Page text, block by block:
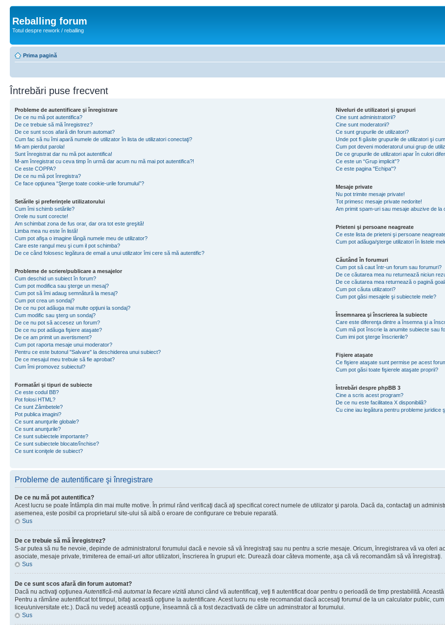
Reballing forum
Totul despre rework / reballing
Prima pagină
Întrebări puse frecvent
Probleme de autentificare şi înregistrare
De ce nu mă pot autentifica?
De ce trebuie să mă înregistrez?
De ce sunt scos afară din forum automat?
Cum fac să nu îmi apară numele de utilizator în lista de utilizatori conectaţi?
Mi-am pierdut parola!
Sunt înregistrat dar nu mă pot autentifica!
M-am înregistrat cu ceva timp în urmă dar acum nu mă mai pot autentifica?!
Ce este COPPA?
De ce nu mă pot înregistra?
Ce face opţiunea “Şterge toate cookie-urile forumului”?
Setările şi preferinţele utilizatorului
Cum îmi schimb setările?
Orele nu sunt corecte!
Am schimbat zona de fus orar, dar ora tot este greşită!
Limba mea nu este în listă!
Cum pot afişa o imagine lângă numele meu de utilizator?
Care este rangul meu şi cum il pot schimba?
De ce când folosesc legătura de email a unui utilizator îmi cere să mă autentific?
Probleme de scriere/publicare a mesajelor
Cum deschid un subiect în forum?
Cum pot modifica sau şterge un mesaj?
Cum pot să îmi adaug semnătură la mesaj?
Cum pot crea un sondaj?
De ce nu pot adăuga mai multe opţiuni la sondaj?
Cum modific sau şterg un sondaj?
De ce nu pot să accesez un forum?
De ce nu pot adăuga fişiere ataşate?
De ce am primit un avertisment?
Cum pot raporta mesaje unui moderator?
Pentru ce este butonul "Salvare" la deschiderea unui subiect?
De ce mesajul meu trebuie să fie aprobat?
Cum îmi promovez subiectul?
Formatări şi tipuri de subiecte
Ce este codul BB?
Pot folosi HTML?
Ce sunt Zâmbetele?
Pot publica imagini?
Ce sunt anunţurile globale?
Ce sunt anunţurile?
Ce sunt subiectele importante?
Ce sunt subiectele blocate/închise?
Ce sunt iconiţele de subiect?
Niveluri de utilizatori şi grupuri
Cine sunt administratorii?
Cine sunt moderatorii?
Ce sunt grupurile de utilizatori?
Unde pot fi găsite grupurile de utilizatori şi
Cum pot deveni moderatorul unui grup de
De ce grupurile de utilizatori apar în culori
Ce este un “Grup implicit”?
Ce este pagina "Echipa"?
Mesaje private
Nu pot trimite mesaje private!
Tot primesc mesaje private nedorite!
Am primit spam-uri sau mesaje abuzive de la
Prieteni şi persoane neagreate
Ce este lista de prieteni şi persoane
Cum pot adăuga/şterge utilizatori în listele
Căutând în forumuri
Cum pot să caut într-un forum sau forumuri?
De ce căutarea mea nu returnează niciun
De ce căutarea mea returnează o pagină
Cum pot căuta utilizatori?
Cum pot găsi mesajele şi subiectele mele?
Însemnarea şi înscrierea la subiecte
Care este diferenţa dintre a însemna şi a
Cum mă pot înscrie la anumite subiecte sau
Cum imi pot şterge înscrierile?
Fişiere ataşate
Ce fişiere ataşate sunt permise pe acest
Cum pot găsi toate fişierele ataşate proprii?
Întrebări despre phpBB 3
Cine a scris acest program?
De ce nu este facilitatea X disponibilă?
Cu cine iau legătura pentru probleme juridice
Probleme de autentificare şi înregistrare
De ce nu mă pot autentifica?
Acest lucru se poate întâmpla din mai multe motive. În primul rând verificaţi dacă aţi specificat corect numele de utilizator şi parola. Dacă da, contactaţi un
asemenea, este posibil ca proprietarul site-ului să aibă o eroare de configurare ce trebuie reparată.
Sus
De ce trebuie să mă înregistrez?
S-ar putea să nu fie nevoie, depinde de administratorul forumului dacă e nevoie să vă înregistraţi sau nu pentru a scrie mesaje. Oricum, înregistrarea vă va oferi
asociate, mesaje private, trimiterea de email-uri altor utilizatori, înscrierea în grupuri etc. Durează doar câteva momente, aşa că vă recomandăm să vă înregistraţi.
Sus
De ce sunt scos afară din forum automat?
Dacă nu activaţi opţiunea Autentifică-mă automat la fiecare vizită atunci când vă autentificaţi, veţi fi autentificat doar pentru o perioadă de timp prestabilită.
Pentru a rămâne autentificat tot timpul, bifaţi această opţiune la autentificare. Acest lucru nu este recomandat dacă accesaţi forumul de la un calculator public,
liceu/universitate etc.). Dacă nu vedeţi această opţiune, înseamnă că a fost dezactivată de către un adminstrator al forumului.
Sus